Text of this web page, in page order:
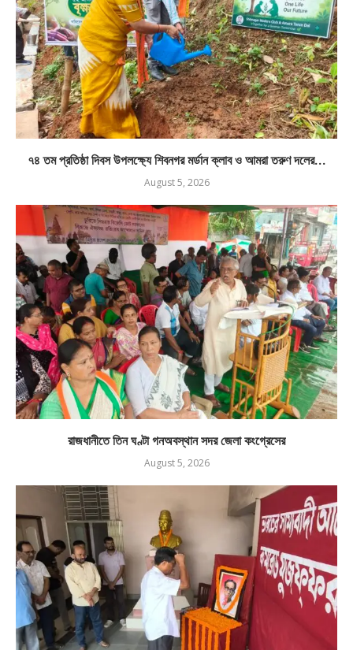
৭৪ তম প্রতিষ্ঠা দিবস উপলক্ষ্যে শিবনগর মর্ডান ক্লাব ও আমরা তরুণ দলের...
August 5, 2026
রাজধানীতে তিন ঘণ্টা গনঅবস্থান সদর জেলা কংগ্রেসের
August 5, 2026